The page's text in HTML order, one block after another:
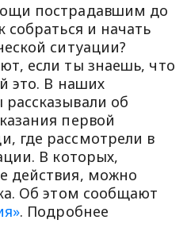
пострадавшим до
и начать
ситуации?
если ты знаешь, что
это. В наших
об
первой
где рассмотрели в
В которых,
действия, можно
Об этом сообщают
. Подробнее